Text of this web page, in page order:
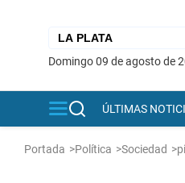
domingo 09 de agosto de
ÚLTIMAS
Portada >Política >Sociedad >